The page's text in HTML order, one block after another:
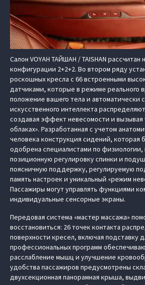
Салон VOYAH ТАЙШАН / TAISHAN рассчитан
конфигурации 2+2+2. Во втором ряду
роскошных кресла с 66 встроенными
датчиками, которые в режиме реального
положение вашего тела и автоматически
искусственного интеллекта
создавая эффект невесомости и вызывая
облаках». Разработанная с учетом
человека конструкция сидений, которая
одобрена специалистами по физиологии,
позиционную регулировку спинки и
поясничную поддержку, регулируемую
память настроек и уникальный «режим
Пассажиры могут управлять функциями
индивидуальные сенсорные экраны.
Передовая система «мастер массажа»
восстановиться: 26 точек контакта
поверхности кресел, включая подставку
профессиональных программ
расслабление мышц и улучшение
удобства пассажиров предусмотрены
двухсекционная панорамная крыша,